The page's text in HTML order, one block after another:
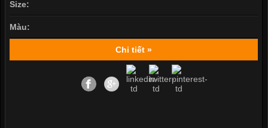
Size:
Màu:
Chi tiết »